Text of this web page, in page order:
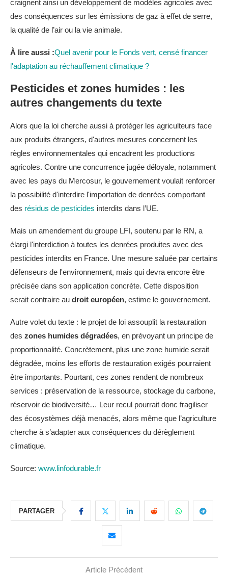
craignent ainsi un développement de modèles agricoles avec
des conséquences sur les émissions de gaz à effet de serre,
la qualité de l’air ou la vie animale.
À lire aussi :Quel avenir pour le Fonds vert, censé financer
l'adaptation au réchauffement climatique ?
Pesticides et zones humides : les
autres changements du texte
Alors que la loi cherche aussi à protéger les agriculteurs face
aux produits étrangers, d'autres mesures concernent les
règles environnementales qui encadrent les productions
agricoles. Contre une concurrence jugée déloyale, notamment
avec les pays du Mercosur, le gouvernement voulait renforcer
la possibilité d'interdire l'importation de denrées comportant
des résidus de pesticides interdits dans l’UE.
Mais un amendement du groupe LFI, soutenu par le RN, a
élargi l'interdiction à toutes les denrées produites avec des
pesticides interdits en France. Une mesure saluée par certains
défenseurs de l'environnement, mais qui devra encore être
précisée dans son application concrète. Cette disposition
serait contraire au droit européen, estime le gouvernement.
Autre volet du texte : le projet de loi assouplit la restauration
des zones humides dégradées, en prévoyant un principe de
proportionnalité. Concrètement, plus une zone humide serait
dégradée, moins les efforts de restauration exigés pourraient
être importants. Pourtant, ces zones rendent de nombreux
services : préservation de la ressource, stockage du carbone,
réservoir de biodiversité… Leur recul pourrait donc fragiliser
des écosystèmes déjà menacés, alors même que l’agriculture
cherche à s’adapter aux conséquences du dérèglement
climatique.
Source: www.linfodurable.fr
PARTAGER
Article Précédent